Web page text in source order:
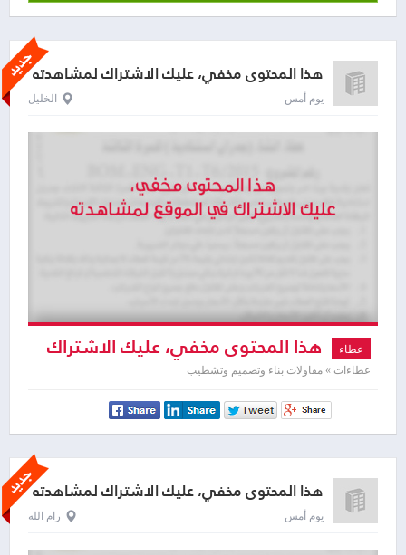
هذا المحتوى مخفي، عليك الاشتراك لمشاهدته
يوم أمس الخليل
عطاء هذا المحتوى مخفي، عليك الاشتراك
لمشاهدته
عطاءات » مقاولات بناء وتصميم وتشطيب
هذا المحتوى مخفي، عليك الاشتراك لمشاهدته
يوم أمس رام الله